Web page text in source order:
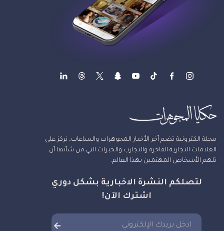
مجلة الكترونية تضم آخر الأخبار المجوهرات والساعات، نركز على
العلامات التجارية الفاخرة والتجارب والخبرات التي من شأنها أن
تلهم الأشخاص المهتمين بهذا العالم.
لتصلكم النشرة الاخبارية بشكل دوري
اشترك الآن!